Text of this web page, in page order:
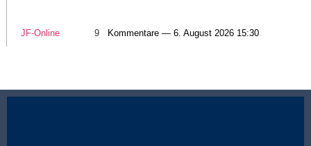
JF-Online 9 Kommentare — 6. August 2026 15:30